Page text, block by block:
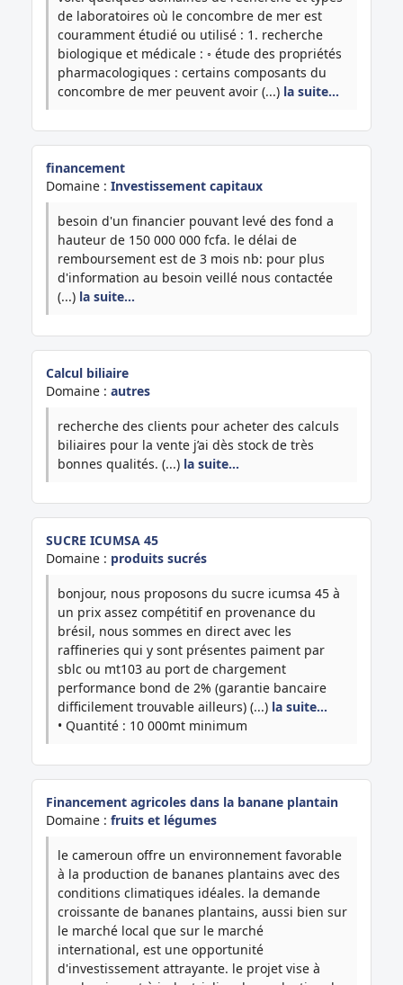
de laboratoires où le concombre de mer est
couramment étudié ou utilisé : 1. recherche
biologique et médicale : ◦ étude des propriétés
pharmacologiques : certains composants du
concombre de mer peuvent avoir (...) la suite…
financement
Domaine : Investissement capitaux
besoin d'un financier pouvant levé des fond a
hauteur de 150 000 000 fcfa. le délai de
remboursement est de 3 mois nb: pour plus
d'information au besoin veillé nous contactée
(...) la suite…
Calcul biliaire
Domaine : autres
recherche des clients pour acheter des calculs
biliaires pour la vente j’ai dès stock de très
bonnes qualités. (...) la suite…
SUCRE ICUMSA 45
Domaine : produits sucrés
bonjour, nous proposons du sucre icumsa 45 à
un prix assez compétitif en provenance du
brésil, nous sommes en direct avec les
raffineries qui y sont présentes paiment par
sblc ou mt103 au port de chargement
performance bond de 2% (garantie bancaire
difficilement trouvable ailleurs) (...) la suite…
• Quantité : 10 000mt minimum
Financement agricoles dans la banane plantain
Domaine : fruits et légumes
le cameroun offre un environnement favorable
à la production de bananes plantains avec des
conditions climatiques idéales. la demande
croissante de bananes plantains, aussi bien sur
le marché local que sur le marché
international, est une opportunité
d'investissement attrayante. le projet vise à